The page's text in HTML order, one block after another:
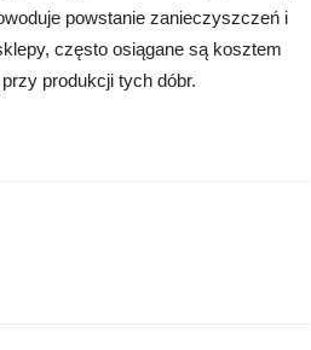
powstanie zanieczyszczeń i
często osiągane są kosztem
produkcji tych dóbr.